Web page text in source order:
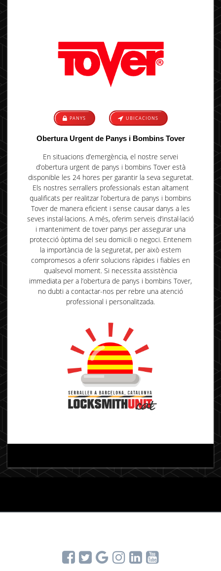
PANYS UBICACIONS
Obertura Urgent de Panys i Bombins Tover
En situacions d’emergència, el nostre servei
d’obertura urgent de panys i bombins Tover està
disponible les 24 hores per garantir la seva seguretat.
Els nostres serrallers professionals estan altament
qualificats per realitzar l’obertura de panys i bombins
Tover de manera eficient i sense causar danys a les
seves instal·lacions. A més, oferim serveis d’instal·lació
i manteniment de tover panys per assegurar una
protecció òptima del seu domicili o negoci. Entenem
la importància de la seguretat, per això estem
compromesos a oferir solucions ràpides i fiables en
qualsevol moment. Si necessita assistència
immediata per a l’obertura de panys i bombins Tover,
no dubti a contactar-nos per rebre una atenció
professional i personalitzada.